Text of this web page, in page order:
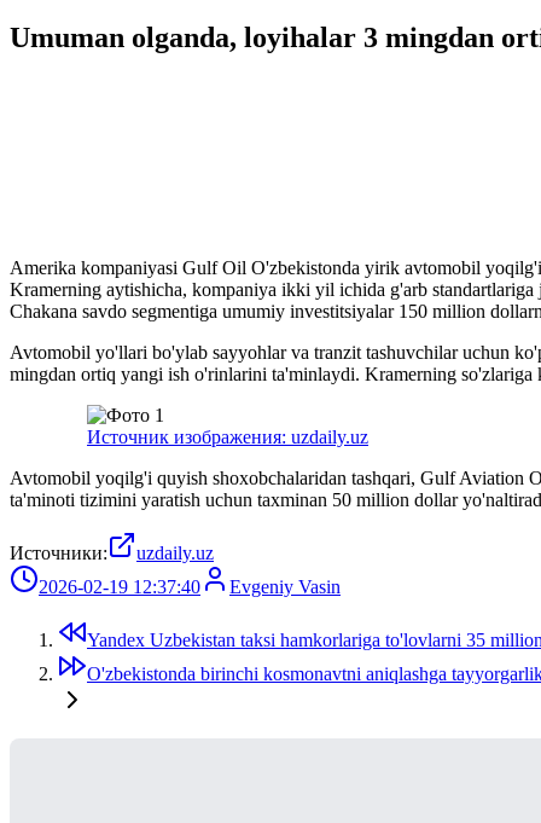
Umuman olganda, loyihalar 3 mingdan
Amerika kompaniyasi Gulf Oil O'zbekistonda yirik avtomobil
Kramerning aytishicha, kompaniya ikki yil ichida g'arb
Chakana savdo segmentiga umumiy investitsiyalar 150 million
Avtomobil yo'llari bo'ylab sayyohlar va tranzit tashuvchilar uchun
mingdan ortiq yangi ish o'rinlarini ta'minlaydi. Kramerning
Источник изображения: uzdaily.uz
Avtomobil yoqilg'i quyish shoxobchalaridan tashqari, Gulf Aviation
ta'minoti tizimini yaratish uchun taxminan 50 million dollar
Источники:
uzdaily.uz
2026-02-19 12:37:40
Evgeniy Vasin
Yandex Uzbekistan taksi hamkorlariga to'lovlarni 35
O'zbekistonda birinchi kosmonavtni aniqlashga